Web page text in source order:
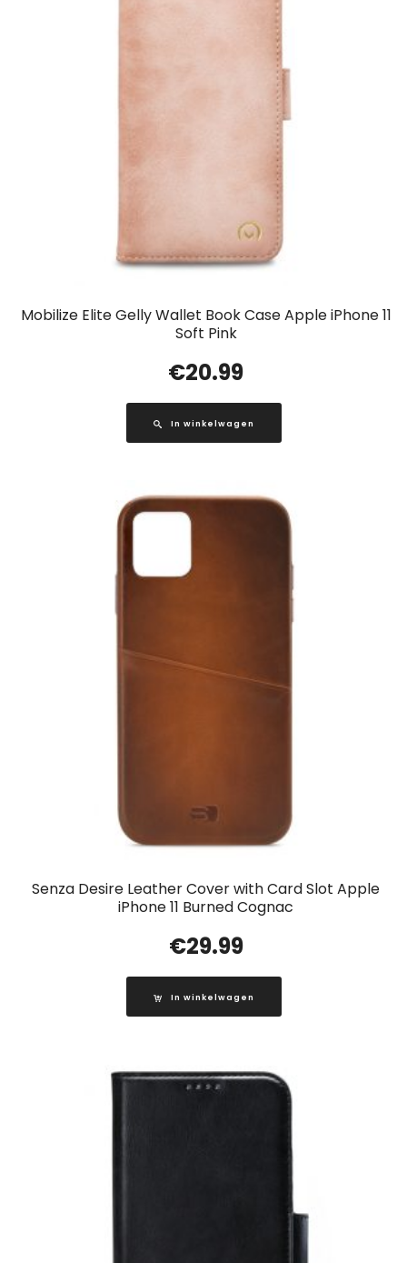
Mobilize Elite Gelly Wallet Book Case Apple iPhone 11
Soft Pink
€20.99
In winkelwagen
Senza Desire Leather Cover with Card Slot Apple
iPhone 11 Burned Cognac
€29.99
In winkelwagen